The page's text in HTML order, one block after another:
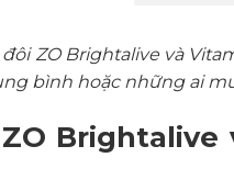
ZO Brightalive và
bình hoặc những ai
Brightalive